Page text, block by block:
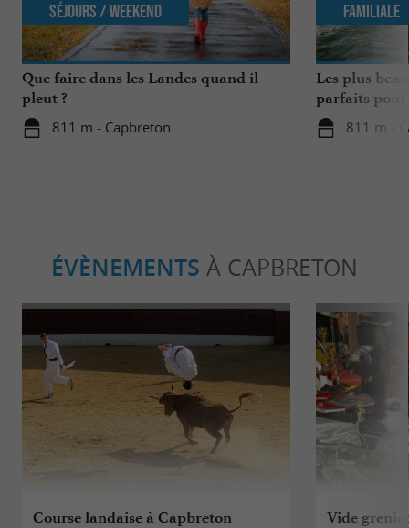
Que faire dans les Landes quand il
pleut ?
811 m - Capbreton
Séjours / Weekend
Les plus
parfaits pour
811 m -
Familiale
ÉVÈNEMENTS À CAPBRETON
Course landaise à Capbreton Vide